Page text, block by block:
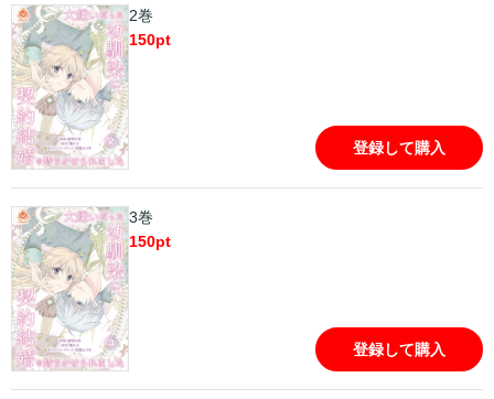
2巻
150pt
登録して購入
3巻
150pt
登録して購入